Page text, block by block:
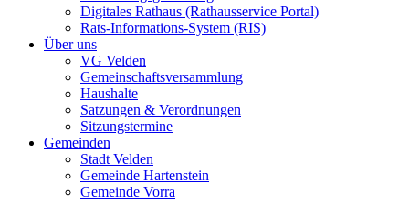
Digitales Rathaus (Rathausservice Portal)
Rats-Informations-System (RIS)
Über uns
VG Velden
Gemeinschaftsversammlung
Haushalte
Satzungen & Verordnungen
Sitzungstermine
Gemeinden
Stadt Velden
Gemeinde Hartenstein
Gemeinde Vorra